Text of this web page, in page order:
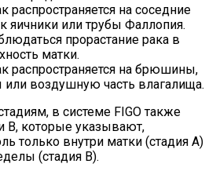
распространяется на соседние
яичники или трубы Фаллопия.
прорастание рака в
матки.
распространяется на брюшины,
воздушную часть влагалища.
в системе FIGO также
B, которые указывают,
только внутри матки (стадия А)
(стадия В).